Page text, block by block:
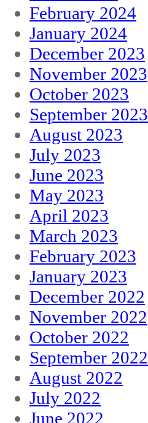
February 2024
January 2024
December 2023
November 2023
October 2023
September 2023
August 2023
July 2023
June 2023
May 2023
April 2023
March 2023
February 2023
January 2023
December 2022
November 2022
October 2022
September 2022
August 2022
July 2022
June 2022